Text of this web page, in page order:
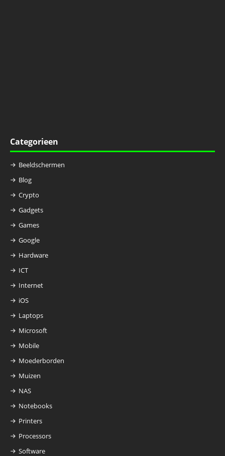
Categorieen
Beeldschermen
Blog
Crypto
Gadgets
Games
Google
Hardware
ICT
Internet
iOS
Laptops
Microsoft
Mobile
Moederborden
Muizen
NAS
Notebooks
Printers
Processors
Software